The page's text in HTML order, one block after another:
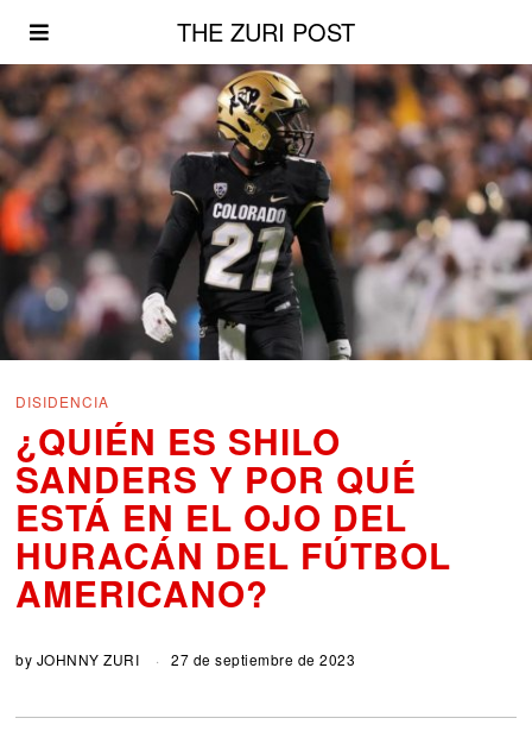
DISIDENCIA
¿QUIÉN ES SHILO
SANDERS Y POR QUÉ
ESTÁ EN EL OJO DEL
HURACÁN DEL FÚTBOL
AMERICANO?
THE ZURI POST
by JOHNNY ZURI 27 de septiembre de 2023